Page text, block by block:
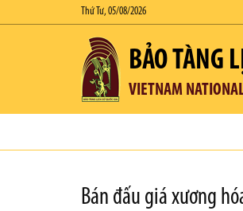
Thứ Tư, 05/08/2026
BẢO TÀNG
VIETNAM
Bán đấu giá xương